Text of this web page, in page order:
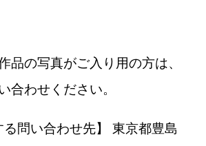
品の写真がご入り用の方は、
合わせください。
る問い合わせ先】 東京都豊島